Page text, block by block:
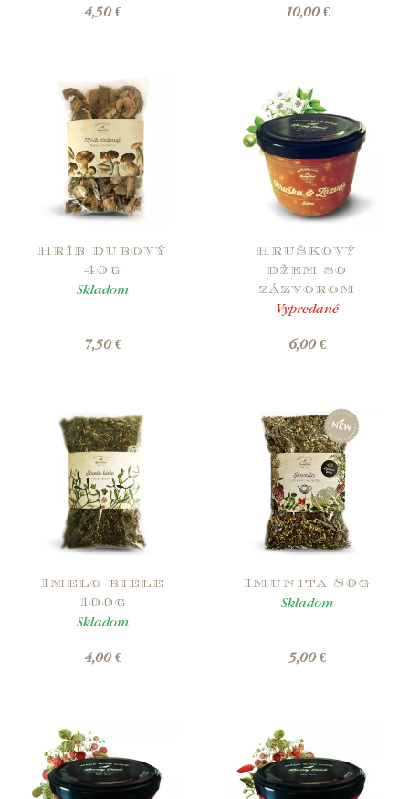
4,50 € 10,00 €
Hríb dubový
40g
Skladom
7,50 €
Hruškový
džem so
zázvorom
Vypredané
6,00 €
Imelo biele
100g
Skladom
4,00 €
Imunita 80g
Skladom
5,00 €